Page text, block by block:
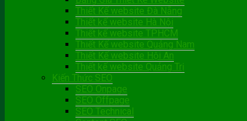
Thiết Kế website Đà Nẵng
Thiết kế website Hà Nội
Thiết kế website TPHCM
Thiết Kế website Quảng Nam
Thiết Kế website Hội An
Thiết kế website Quảng Trị
Kiến Thức SEO
SEO Onpage
SEO Offpage
SEO Technical